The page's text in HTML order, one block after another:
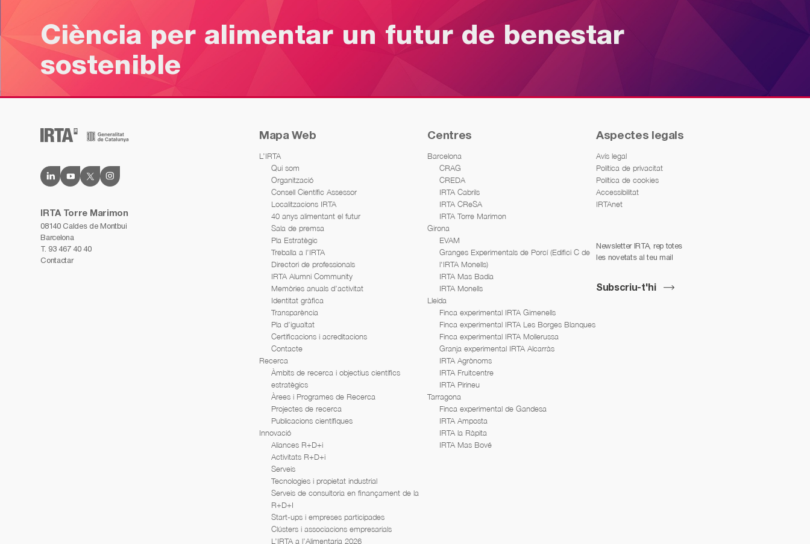
Ciència per alimentar un futur de benestar
sostenible
IRTA Torre Marimon
08140 Caldes de Montbui
Barcelona
T. 93 467 40 40
Contactar
Mapa Web
L’IRTA
Qui som
Organització
Consell Científic Assessor
Localitzacions IRTA
40 anys alimentant el futur
Sala de premsa
Pla Estratègic
Treballa a l’IRTA
Directori de professionals
IRTA Alumni Community
Memòries anuals d’activitat
Identitat gràfica
Transparència
Pla d’igualtat
Certificacions i acreditacions
Contacte
Recerca
Àmbits de recerca i objectius científics
estratègics
Àrees i Programes de Recerca
Projectes de recerca
Publicacions científiques
Innovació
Aliances R+D+i
Activitats R+D+i
Serveis
Tecnologies i propietat industrial
Serveis de consultoria en finançament de la
R+D+I
Start-ups i empreses participades
Clústers i associacions empresarials
L’IRTA a l’Alimentaria 2026
Centres
Barcelona
CRAG
CREDA
IRTA Cabrils
IRTA CReSA
IRTA Torre Marimon
Girona
EVAM
Granges Experimentals de Porcí (Edifici C de
l'IRTA Monells)
IRTA Mas Badia
IRTA Monells
Lleida
Finca experimental IRTA Gimenells
Finca experimental IRTA Les Borges Blanques
Finca experimental IRTA Mollerussa
Granja experimental IRTA Alcarràs
IRTA Agrònoms
IRTA Fruitcentre
IRTA Pirineu
Tarragona
Finca experimental de Gandesa
IRTA Amposta
IRTA la Ràpita
IRTA Mas Bové
Aspectes legals
Avís legal
Política de privacitat
Política de cookies
Accessibilitat
IRTAnet
Newsletter IRTA, rep totes
les novetats al teu mail
Subscriu-t'hi